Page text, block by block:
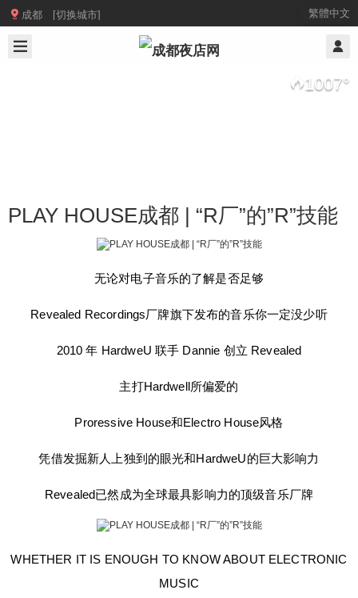
成都 [切换城市] 繁體中文
1007°
PLAY HOUSE成都 | “R厂”的”R”技能
无论对电子音乐的了解是否足够
Revealed Recordings厂牌旗下发布的音乐你一定没少听
2010 年 HardweU 联手 Dannie 创立 Revealed
主打Hardwell所偏爱的
Proressive House和Electro House风格
凭借发掘新人上独到的眼光和HardweU的巨大影响力
Revealed已然成为全球最具影响力的顶级音乐厂牌
WHETHER IT IS ENOUGH TO KNOW ABOUT ELECTRONIC
MUSIC
@ 成都夜店网 2019/7/19
无论对电子音乐的了解是否足够 Revealed Recordi
dweU 联手 Dannie 创立 Revealed 主打Hardwell所
借发掘新人上独到的眼光和HardweU的巨大影响力
Revealed已然成为全球最具影响力的顶级音乐厂牌
WHETHER IT IS ENOUGH TO KNOW ABOUT EL
ECTRONIC MUSIC YOU MUST NOT LISTEN TO
CORDINGS LABEL. IN 2010, HARDWELL TEAME
IN TO HARDWELL!5 FAVORITE PRORESSIVE H
OUSE AND ELECTRO HOUSE STYLE BY DISCO
扫描二维码继续阅读